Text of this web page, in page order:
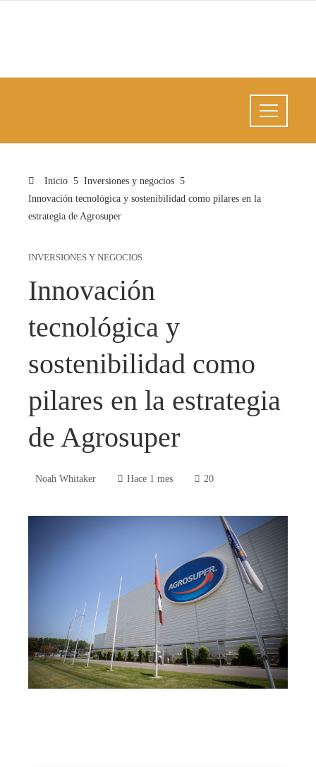
Inicio
Inversiones y negocios
Innovación tecnológica y sostenibilidad como pilares en la
estrategia de Agrosuper
INVERSIONES Y NEGOCIOS
Innovación
tecnológica y
sostenibilidad como
pilares en la estrategia
de Agrosuper
Noah Whitaker Hace 1 mes 20